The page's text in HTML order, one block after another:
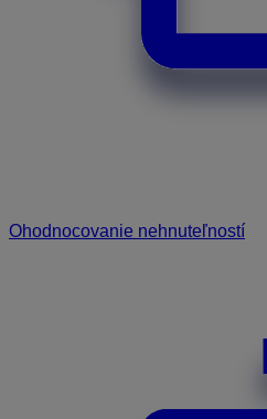
Ohodnocovanie nehnuteľností